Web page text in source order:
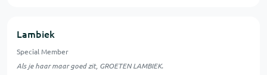
Lambiek
Special Member
Als je haar maar goed zit, GROETEN LAMBIEK.